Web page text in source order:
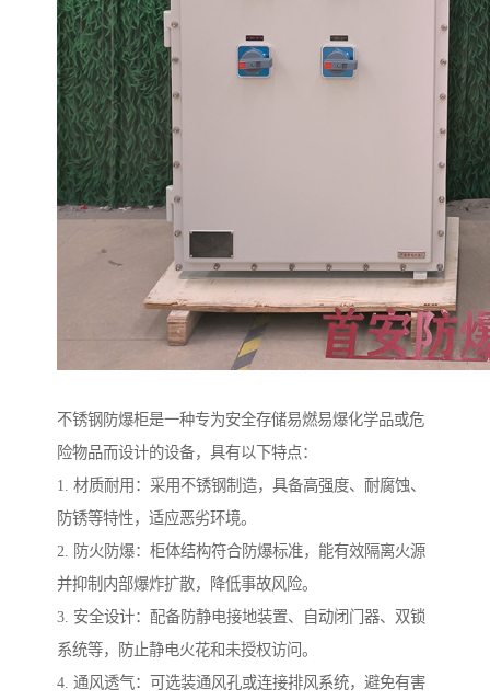
不锈钢防爆柜是一种专为安全存储易燃易爆化学品或危
险物品而设计的设备，具有以下特点：
1. 材质耐用：采用不锈钢制造，具备高强度、耐腐蚀、
防锈等特性，适应恶劣环境。
2. 防火防爆：柜体结构符合防爆标准，能有效隔离火源
并抑制内部爆炸扩散，降低事故风险。
3. 安全设计：配备防静电接地装置、自动闭门器、双锁
系统等，防止静电火花和未授权访问。
4. 通风透气：可选装通风孔或连接排风系统，避免有害